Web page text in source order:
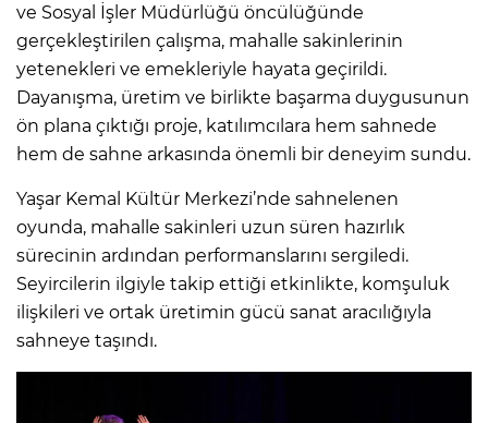
ve Sosyal İşler Müdürlüğü öncülüğünde
gerçekleştirilen çalışma, mahalle sakinlerinin
yetenekleri ve emekleriyle hayata geçirildi.
Dayanışma, üretim ve birlikte başarma duygusunun
ön plana çıktığı proje, katılımcılara hem sahnede
hem de sahne arkasında önemli bir deneyim sundu.
Yaşar Kemal Kültür Merkezi’nde sahnelenen
oyunda, mahalle sakinleri uzun süren hazırlık
sürecinin ardından performanslarını sergiledi.
Seyircilerin ilgiyle takip ettiği etkinlikte, komşuluk
ilişkileri ve ortak üretimin gücü sanat aracılığıyla
sahneye taşındı.